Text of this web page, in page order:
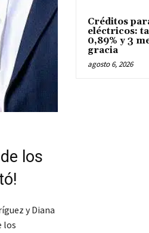
los
y Diana
los
Créditos
eléctricos:
0,89% y 3
gracia
agosto 6, 2026